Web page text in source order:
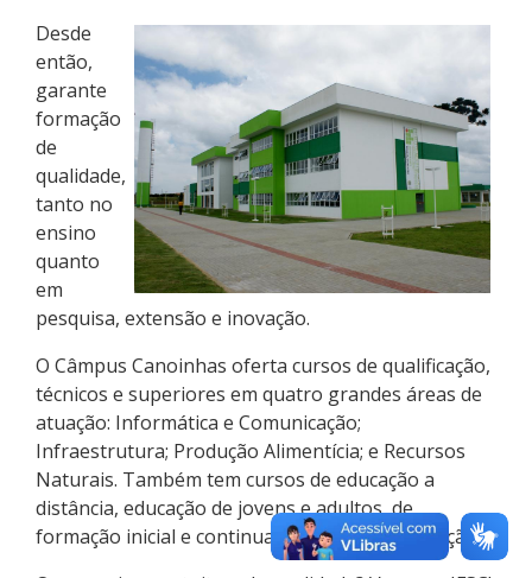
Desde
então,
garante
formação
de
qualidade,
tanto no
ensino
quanto
em
pesquisa, extensão e inovação.
O Câmpus Canoinhas oferta cursos de qualificação,
técnicos e superiores em quatro grandes áreas de
atuação: Informática e Comunicação;
Infraestrutura; Produção Alimentícia; e Recursos
Naturais. Também tem cursos de educação a
distância, educação de jovens e adultos, de
formação inicial e continuada e de pós-graduação.